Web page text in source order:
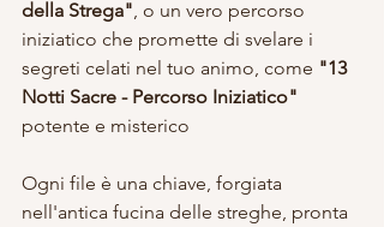
della Strega", o un vero percorso
iniziatico che promette di svelare i
segreti celati nel tuo animo, come "13
Notti Sacre - Percorso Iniziatico"
potente e misterico
Ogni file è una chiave, forgiata
nell'antica fucina delle streghe, pronta